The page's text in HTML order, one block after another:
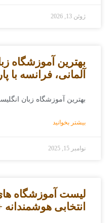
ژوئن 13, 2026
بهترین آموزشگاه
آلمانی، فرانسه با
بهترین آموزشگاه زبان
بیشتر بخوانید
نوامبر 15, 2025
انتخابی